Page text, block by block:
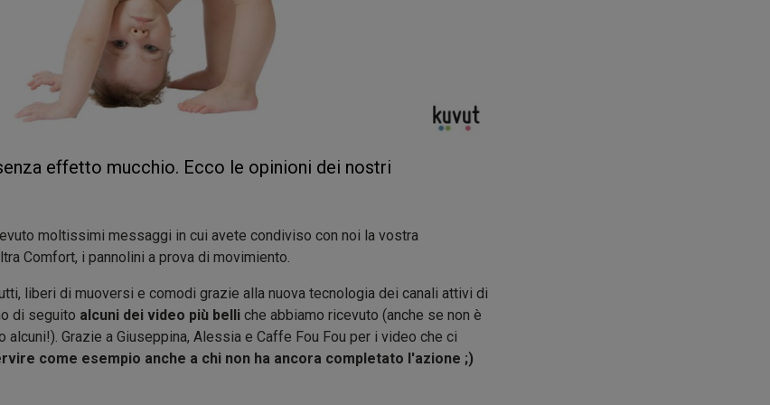
effetto mucchio. Ecco le opinioni dei nostri
moltissimi messaggi in cui avete condiviso con noi la vostra
Comfort, i pannolini a prova di movimiento.
liberi di muoversi e comodi grazie alla nuova tecnologia dei canali attivi di
di seguito alcuni dei video più belli che abbiamo ricevuto (anche se non è
Grazie a Giuseppina, Alessia e Caffe Fou Fou per i video che ci
come esempio anche a chi non ha ancora completato l'azione ;)